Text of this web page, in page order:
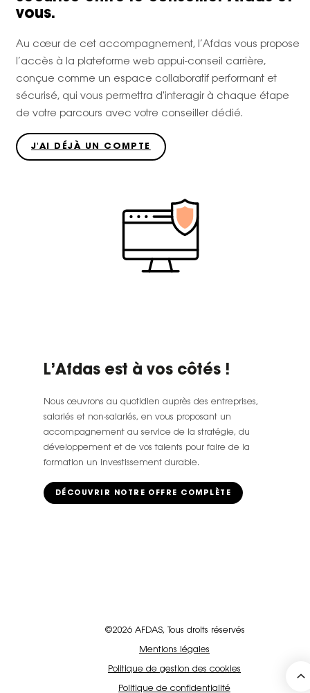
vous.
Au cœur de cet accompagnement, l’Afdas vous propose
l’accès à la plateforme web appui-conseil carrière,
conçue comme un espace collaboratif performant et
sécurisé, qui vous permettra d'interagir à chaque étape
de votre parcours avec votre conseiller dédié.
J'AI DÉJÀ UN COMPTE
L’Afdas est à vos côtés !
Nous œuvrons au quotidien auprès des entreprises,
salariés et non-salariés, en vous proposant un
accompagnement au service de la stratégie, du
développement et de vos talents pour faire de la
formation un investissement durable.
DÉCOUVRIR NOTRE OFFRE COMPLÈTE
©2026 AFDAS, Tous droits réservés
Mentions légales
Politique de gestion des cookies
Politique de confidentialité